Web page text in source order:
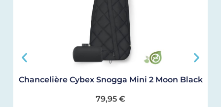
Chancelière Cybex Snogga Mini 2 Moon Black
79,95 €